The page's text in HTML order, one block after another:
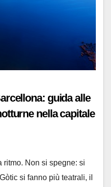
guida alle
nella capitale
ritmo. Non si spegne: si
si fanno più teatrali, il